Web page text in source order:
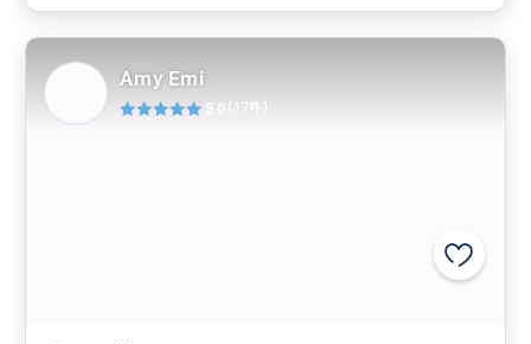
Amy Emi
5.0 (17件)